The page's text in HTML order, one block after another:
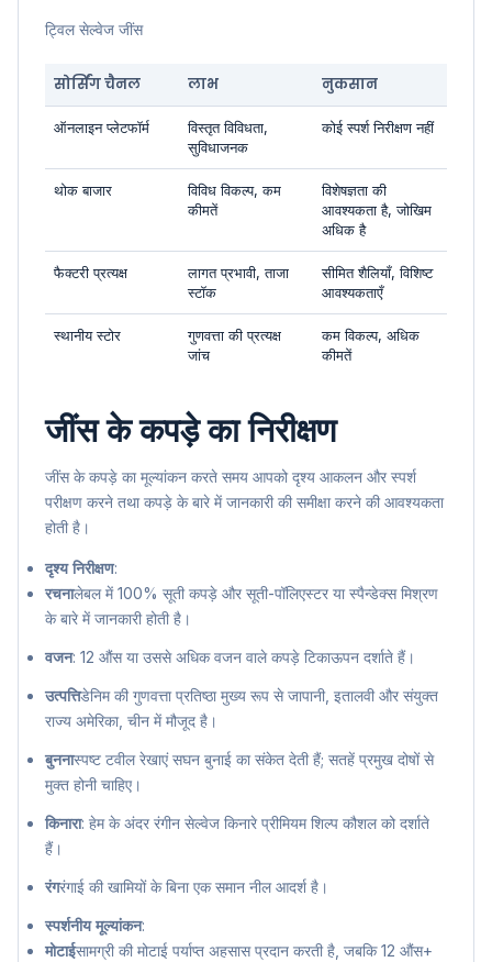
ट्विल सेल्वेज जींस
सोर्सिंग चैनल लाभ नुकसान
ऑनलाइन प्लेटफॉर्म
विस्तृत विविधता,
सुविधाजनक
कोई स्पर्श निरीक्षण नहीं
थोक बाजार
विविध विकल्प, कम
कीमतें
विशेषज्ञता की
आवश्यकता है, जोखिम
अधिक है
फैक्टरी प्रत्यक्ष
लागत प्रभावी, ताजा
स्टॉक
सीमित शैलियाँ, विशिष्ट
आवश्यकताएँ
स्थानीय स्टोर
गुणवत्ता की प्रत्यक्ष
जांच
कम विकल्प, अधिक
कीमतें
जींस के कपड़े का निरीक्षण
जींस के कपड़े का मूल्यांकन करते समय आपको दृश्य आकलन और स्पर्श
परीक्षण करने तथा कपड़े के बारे में जानकारी की समीक्षा करने की आवश्यकता
होती है।
दृश्य निरीक्षण:
रचनालेबल में 100% सूती कपड़े और सूती-पॉलिएस्टर या स्पैन्डेक्स मिश्रण
के बारे में जानकारी होती है।
वजन: 12 औंस या उससे अधिक वजन वाले कपड़े टिकाऊपन दर्शाते हैं।
उत्पत्तिडेनिम की गुणवत्ता प्रतिष्ठा मुख्य रूप से जापानी, इतालवी और संयुक्त
राज्य अमेरिका, चीन में मौजूद है।
बुननास्पष्ट टवील रेखाएं सघन बुनाई का संकेत देती हैं; सतहें प्रमुख दोषों से
मुक्त होनी चाहिए।
किनारा: हेम के अंदर रंगीन सेल्वेज किनारे प्रीमियम शिल्प कौशल को दर्शाते
हैं।
रंगरंगाई की खामियों के बिना एक समान नील आदर्श है।
स्पर्शनीय मूल्यांकन:
मोटाईसामग्री की मोटाई पर्याप्त अहसास प्रदान करती है, जबकि 12 औंस+